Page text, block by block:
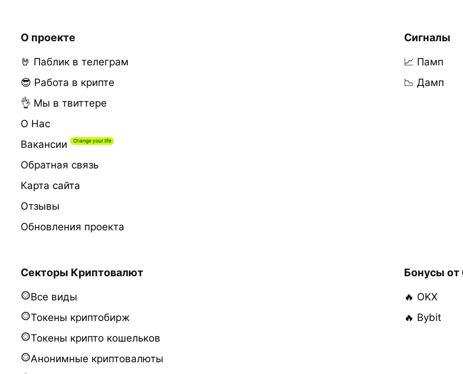
О проекте
🤘 Паблик в телеграм
😎 Работа в крипте
👌 Мы в твиттере
О Нас
Вакансии
Обратная связь
Карта сайта
Отзывы
Обновления проекта
Сигналы
📈 Памп
📉 Дамп
Секторы Криптовалют
Все виды
Токены криптобирж
Токены крипто кошельков
Анонимные криптовалюты
Бонусы
🔥 OKX
🔥 Bybit